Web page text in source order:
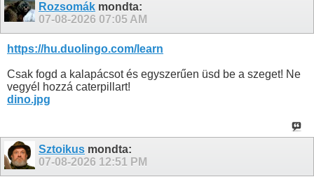
Rozsomák mondta:
07-08-2026 07:05 AM
https://hu.duolingo.com/learn
Csak fogd a kalapácsot és egyszerűen üsd be a szeget! Ne
vegyél hozzá caterpillart!
dino.jpg
Sztoikus mondta:
07-08-2026 12:51 PM